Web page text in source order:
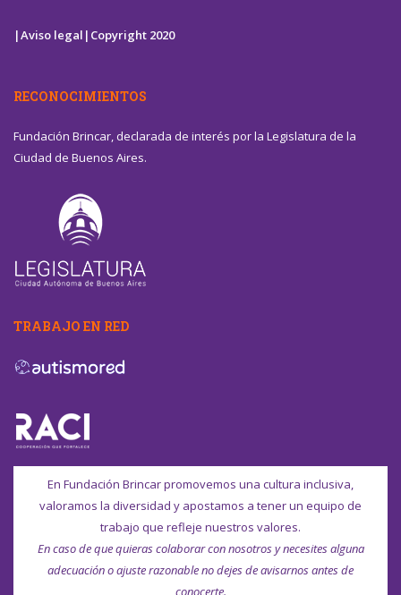
|Aviso legal| Copyright 2020
RECONOCIMIENTOS
Fundación Brincar, declarada de interés por la Legislatura de la
Ciudad de Buenos Aires.
TRABAJO EN RED
En Fundación Brincar promovemos una cultura inclusiva,
valoramos la diversidad y apostamos a tener un equipo de
trabajo que refleje nuestros valores.
En caso de que quieras colaborar con nosotros y necesites alguna
adecuación o ajuste razonable no dejes de avisarnos antes de
conocerte.